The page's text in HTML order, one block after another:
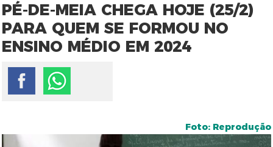
PÉ-DE-MEIA CHEGA HOJE (25/2)
PARA QUEM SE FORMOU NO
ENSINO MÉDIO EM 2024
Foto: Reprodução